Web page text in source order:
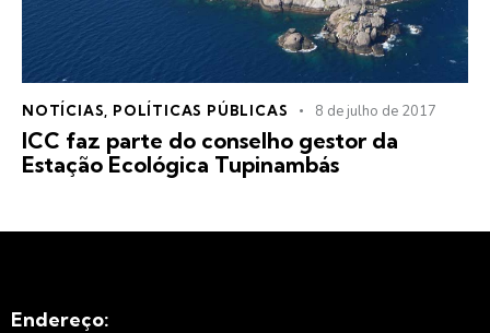
NOTÍCIAS POLÍTICAS PÚBLICAS 8 de julho de 2017
ICC faz parte do conselho gestor da
Estação Ecológica Tupinambás
Endereço: